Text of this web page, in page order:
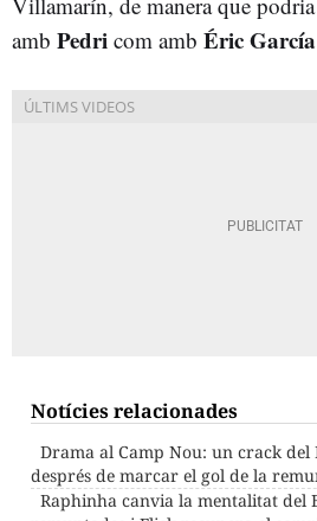
amb Pedri com amb Éric García
Notícies relacionades
Drama al Camp Nou: un crack del
després de marcar el gol de la
Raphinha canvia la mentalitat del